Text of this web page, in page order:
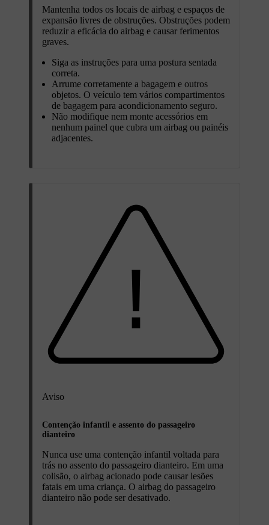
Mantenha todos os locais de airbag e espaços de
expansão livres de obstruções. Obstruções podem
reduzir a eficácia do airbag e causar ferimentos
graves.
Siga as instruções para uma postura sentada
correta.
Arrume corretamente a bagagem e outros
objetos. O veículo tem vários compartimentos
de bagagem para acondicionamento seguro.
Não modifique nem monte acessórios em
nenhum painel que cubra um airbag ou painéis
adjacentes.
Aviso
Contenção infantil e assento do passageiro
dianteiro
Nunca use uma contenção infantil voltada para
trás no assento do passageiro dianteiro. Em uma
colisão, o airbag acionado pode causar lesões
fatais em uma criança. O airbag do passageiro
dianteiro não pode ser desativado.